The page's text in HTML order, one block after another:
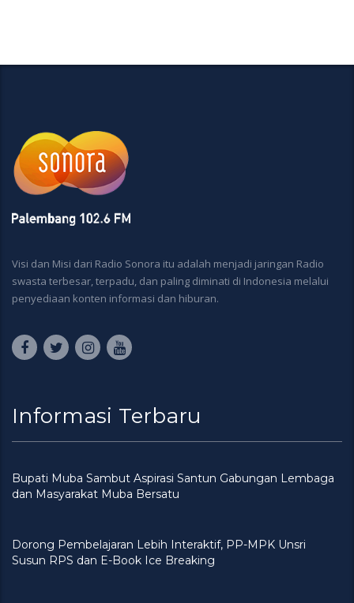
Visi dan Misi dari Radio Sonora itu adalah menjadi jaringan Radio
swasta terbesar, terpadu, dan paling diminati di Indonesia melalui
penyediaan konten informasi dan hiburan.
Informasi Terbaru
Bupati Muba Sambut Aspirasi Santun Gabungan Lembaga
dan Masyarakat Muba Bersatu
Dorong Pembelajaran Lebih Interaktif, PP-MPK Unsri
Susun RPS dan E-Book Ice Breaking